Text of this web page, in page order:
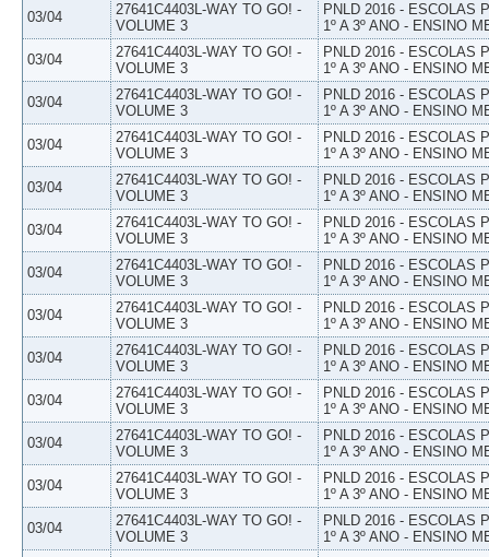
03/04
27641C4403L-WAY TO GO! -
VOLUME 3
PNLD 2016 - ESCOLAS
1º A 3º ANO - ENSINO
03/04
27641C4403L-WAY TO GO! -
VOLUME 3
PNLD 2016 - ESCOLAS
1º A 3º ANO - ENSINO
03/04
27641C4403L-WAY TO GO! -
VOLUME 3
PNLD 2016 - ESCOLAS
1º A 3º ANO - ENSINO
03/04
27641C4403L-WAY TO GO! -
VOLUME 3
PNLD 2016 - ESCOLAS
1º A 3º ANO - ENSINO
03/04
27641C4403L-WAY TO GO! -
VOLUME 3
PNLD 2016 - ESCOLAS
1º A 3º ANO - ENSINO
03/04
27641C4403L-WAY TO GO! -
VOLUME 3
PNLD 2016 - ESCOLAS
1º A 3º ANO - ENSINO
03/04
27641C4403L-WAY TO GO! -
VOLUME 3
PNLD 2016 - ESCOLAS
1º A 3º ANO - ENSINO
03/04
27641C4403L-WAY TO GO! -
VOLUME 3
PNLD 2016 - ESCOLAS
1º A 3º ANO - ENSINO
03/04
27641C4403L-WAY TO GO! -
VOLUME 3
PNLD 2016 - ESCOLAS
1º A 3º ANO - ENSINO
03/04
27641C4403L-WAY TO GO! -
VOLUME 3
PNLD 2016 - ESCOLAS
1º A 3º ANO - ENSINO
03/04
27641C4403L-WAY TO GO! -
VOLUME 3
PNLD 2016 - ESCOLAS
1º A 3º ANO - ENSINO
03/04
27641C4403L-WAY TO GO! -
VOLUME 3
PNLD 2016 - ESCOLAS
1º A 3º ANO - ENSINO
03/04
27641C4403L-WAY TO GO! -
VOLUME 3
PNLD 2016 - ESCOLAS
1º A 3º ANO - ENSINO